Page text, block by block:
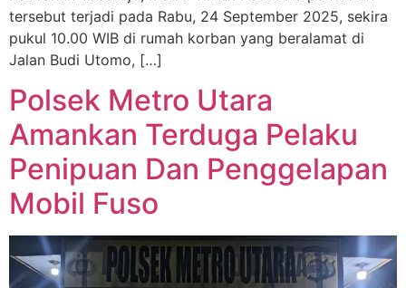
tersebut terjadi pada Rabu, 24 September 2025, sekira
pukul 10.00 WIB di rumah korban yang beralamat di
Jalan Budi Utomo, […]
Polsek Metro Utara
Amankan Terduga Pelaku
Penipuan Dan Penggelapan
Mobil Fuso